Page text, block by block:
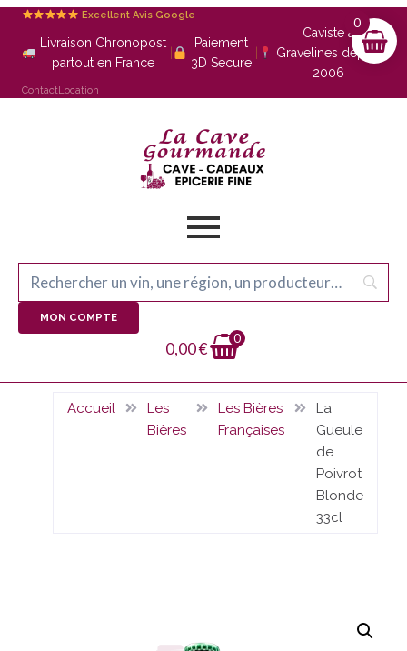
Excellent Avis Google
Livraison Chronopost
partout en France
Paiement
3D Secure
Caviste à
Gravelines depuis
2006
ContactLocation
MON COMPTE
0,00€
0
Accueil
Les
Bières
Les Bières
Françaises
La
Gueule
de
Poivrot
Blonde
33cl
0